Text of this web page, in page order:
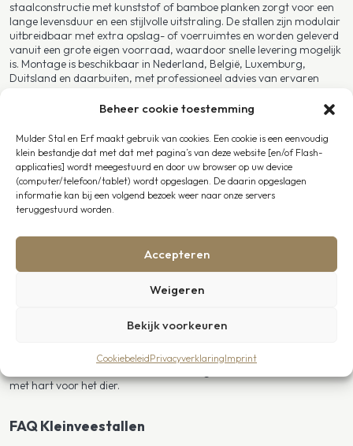
Beheer cookie toestemming
Mulder Stal en Erf maakt gebruik van cookies. Een cookie is een eenvoudig
klein bestandje dat met dat met pagina’s van deze website [en/of Flash-
applicaties] wordt meegestuurd en door uw browser op uw device
(computer/telefoon/tablet) wordt opgeslagen. De daarin opgeslagen
informatie kan bij een volgend bezoek weer naar onze servers
teruggestuurd worden.
Accepteren
Weigeren
Bekijk voorkeuren
CookiebeleidPrivacyverklaringImprint
staalconstructie met kunststof of bamboe planken zorgt voor een
lange levensduur en een stijlvolle uitstraling. De stallen zijn modulair
uitbreidbaar met extra opslag- of voerruimtes en worden geleverd
vanuit een grote eigen voorraad, waardoor snelle levering mogelijk
is. Montage is beschikbaar in Nederland, België, Luxemburg,
Duitsland en daarbuiten, met professioneel advies van ervaren
Bescherm wat u lief is
Uw dieren zijn geen bezit – ze zijn onderdeel van uw leven. Een
kleinveestal van Mulder Stal en Erf beschermt wat u lief is: rust,
veiligheid en zekerheid, in elk seizoen. Met onze onderhoudsvrije
stallen kiest u voor een duurzame oplossing die jaren meegaat, met
Advies of offerte aanvragen
Bent u klaar om uw kleinvee veilig en comfortabel te huisvesten?
graag met een voorstel op maat, afgestemd op uw erf, uw dieren
Nederland, België, Luxemburg en Duitsland kiezen voor de
met hart voor het dier.
FAQ Kleinveestallen